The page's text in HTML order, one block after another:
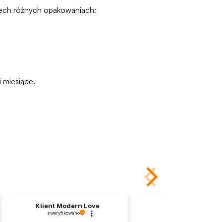
różnych opakowaniach:
Klient Modern Love
zweryfikowano